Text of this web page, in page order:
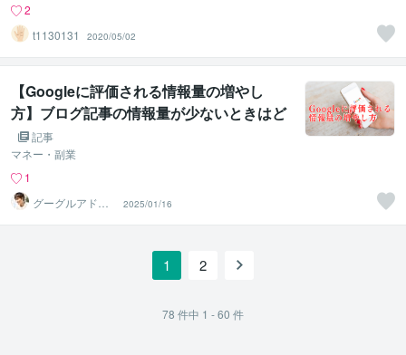
2
t1130131
2020/05/02
【Googleに評価される情報量の増やし
方】ブログ記事の情報量が少ないときはど
うやって増やしたらいい？
記事
マネー・副業
1
グーグルアドセ
ンス合格サポー
トドットコム
2025/01/16
1 2
78 件中 1 - 60 件